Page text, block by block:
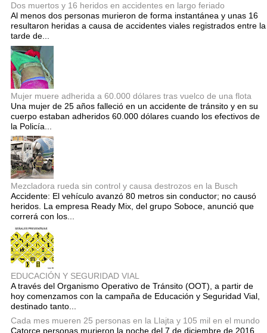
Dos muertos y 16 heridos en accidentes en largo feriado
Al menos dos personas murieron de forma instantánea y unas 16
resultaron heridas a causa de accidentes viales registrados entre la
tarde de...
Mujer muere adherida a 60.000 dólares tras vuelco de una flota
Una mujer de 25 años falleció en un accidente de tránsito y en su
cuerpo estaban adheridos 60.000 dólares cuando los efectivos de
la Policía...
Mezcladora rueda sin control y causa destrozos en la Busch
Accidente: El vehículo avanzó 80 metros sin conductor; no causó
heridos. La empresa Ready Mix, del grupo Soboce, anunció que
correrá con los...
EDUCACIÓN Y SEGURIDAD VIAL
A través del Organismo Operativo de Tránsito (OOT), a partir de
hoy comenzamos con la campaña de Educación y Seguridad Vial,
destinado tanto...
Cada mes mueren 25 personas en la Llajta y 105 mil en el mundo
Catorce personas murieron la noche del 7 de diciembre de 2016